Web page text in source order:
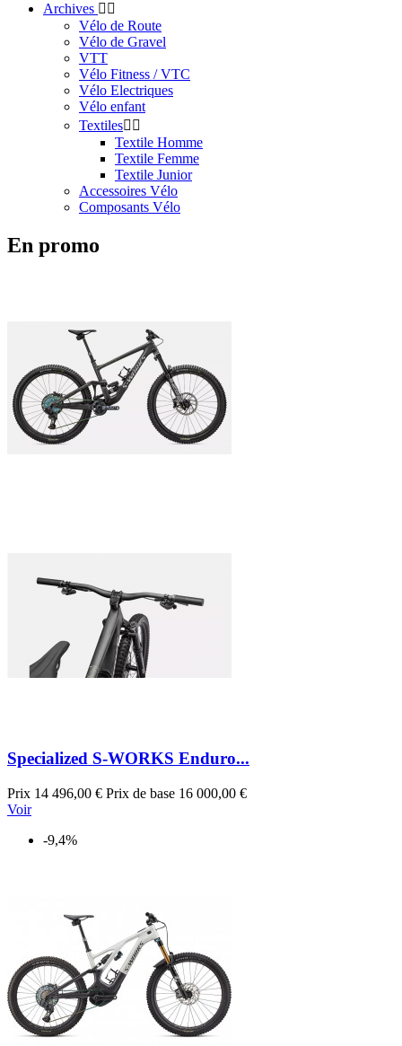
Archives  
Vélo de Route
Vélo de Gravel
VTT
Vélo Fitness / VTC
Vélo Electriques
Vélo enfant
Textiles 
Textile Homme
Textile Femme
Textile Junior
Accessoires Vélo
Composants Vélo
En promo
Specialized S-WORKS Enduro...
Prix 14 496,00 € Prix de base 16 000,00 €
Voir
-9,4%